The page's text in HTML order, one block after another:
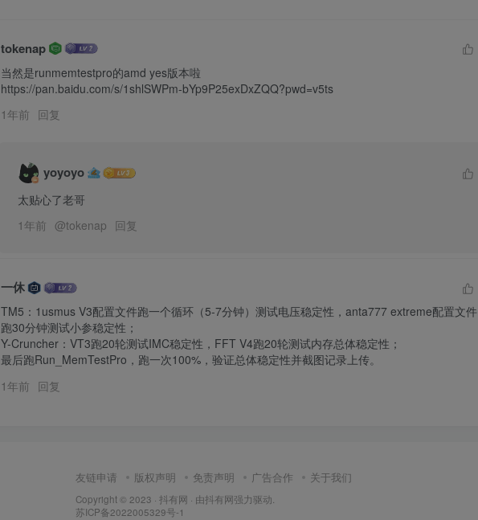
tokenap
当然是runmemtestpro的amd yes版本啦
https://pan.baidu.com/s/1shlSWPm-bYp9P25exDxZQQ?pwd=v5ts
1年前 回复
yoyoyo
太贴心了老哥
1年前 @tokenap 回复
一休
TM5：1usmus V3配置文件跑一个循环（5-7分钟）测试电压稳定性，anta777 extreme配置文件
跑30分钟测试小参稳定性；
Y-Cruncher：VT3跑20轮测试IMC稳定性，FFT V4跑20轮测试内存总体稳定性；
最后跑Run_MemTestPro，跑一次100%，验证总体稳定性并截图记录上传。
1年前 回复
友链申请 版权声明 免责声明 广告合作 关于我们
Copyright © 2023 · 抖有网 · 由抖有网强力驱动.
苏ICP备2022005329号-1